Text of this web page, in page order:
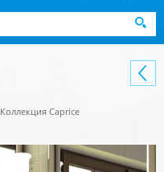
Коллекция Caprice